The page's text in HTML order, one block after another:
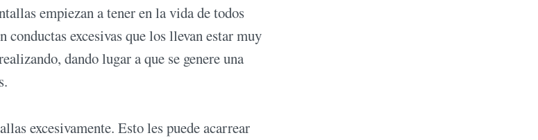
empiezan a tener en la vida de todos
excesivas que los llevan estar muy
dando lugar a que se genere una
excesivamente. Esto les puede acarrear